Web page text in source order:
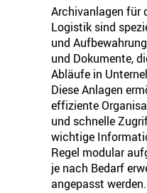
Archivanlagen für
Logistik sind
und
und Dokumente,
Abläufe in
Diese Anlagen
effiziente
und schnelle
wichtige
Regel modular
je nach Bedarf
angepasst